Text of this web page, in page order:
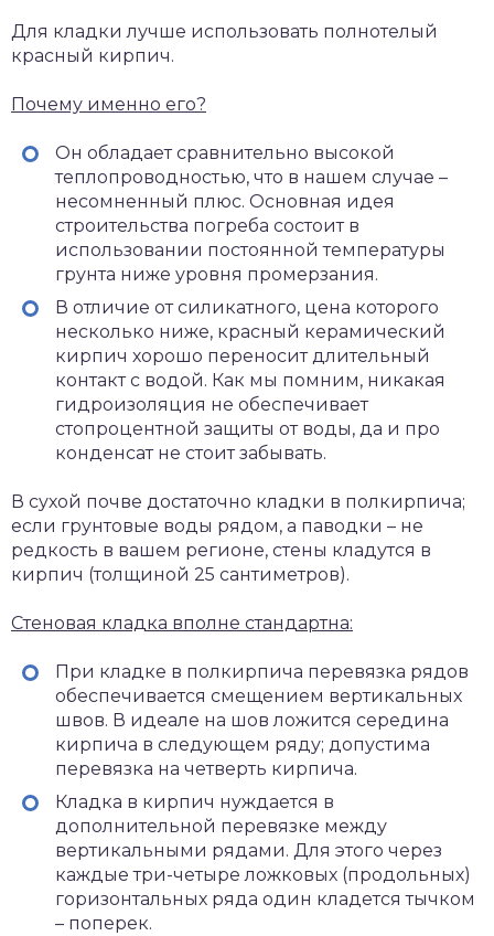
Для кладки лучше использовать полнотелый
красный кирпич.
Почему именно его?
Он обладает сравнительно высокой
теплопроводностью, что в нашем случае –
несомненный плюс. Основная идея
строительства погреба состоит в
использовании постоянной температуры
грунта ниже уровня промерзания.
В отличие от силикатного, цена которого
несколько ниже, красный керамический
кирпич хорошо переносит длительный
контакт с водой. Как мы помним, никакая
гидроизоляция не обеспечивает
стопроцентной защиты от воды, да и про
конденсат не стоит забывать.
В сухой почве достаточно кладки в полкирпича;
если грунтовые воды рядом, а паводки – не
редкость в вашем регионе, стены кладутся в
кирпич (толщиной 25 сантиметров).
Стеновая кладка вполне стандартна:
При кладке в полкирпича перевязка рядов
обеспечивается смещением вертикальных
швов. В идеале на шов ложится середина
кирпича в следующем ряду; допустима
перевязка на четверть кирпича.
Кладка в кирпич нуждается в
дополнительной перевязке между
вертикальными рядами. Для этого через
каждые три-четыре ложковых (продольных)
горизонтальных ряда один кладется тычком
– поперек.